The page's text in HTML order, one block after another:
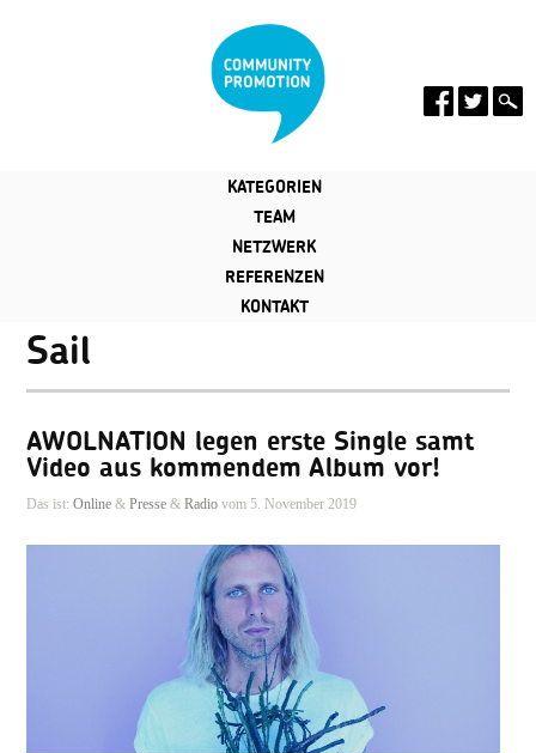
KATEGORIEN
TEAM
NETZWERK
REFERENZEN
KONTAKT
Sail
AWOLNATION legen erste Single samt
Video aus kommendem Album vor!
Das ist: Online& Presse& Radiovom 5. November 2019